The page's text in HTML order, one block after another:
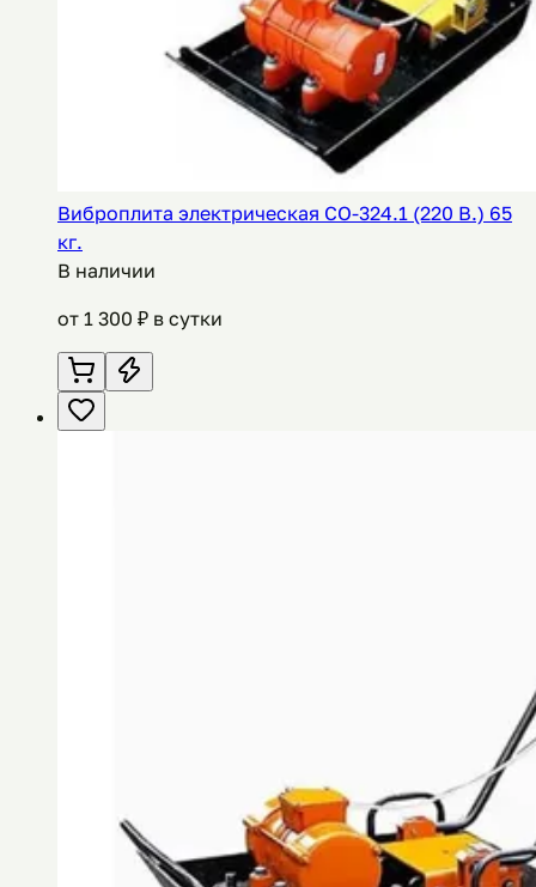
Виброплита электрическая СО-324.1 (220 В.) 65
кг.
В наличии
от 1 300 ₽ в сутки